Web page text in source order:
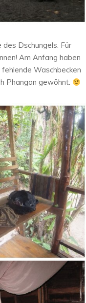
Dschungels. Für
Am Anfang haben
Waschbecken
Phangan gewöhnt.